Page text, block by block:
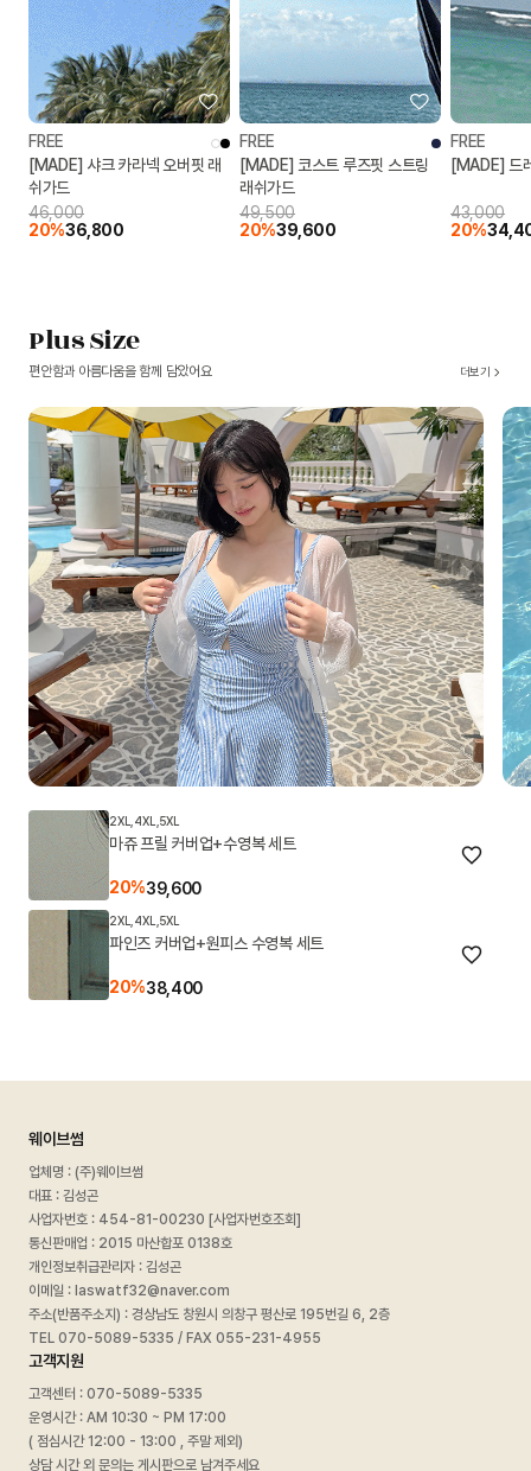
FREE
[MADE] 샤크 카라넥 오버핏 래
쉬가드
46,000
20%36,800
FREE
[MADE] 코스트 루즈핏 스트링
래쉬가드
49,500
20%39,600
FREE
[MADE] 드
43,000
20%
Plus Size
편안함과 아름다움을 함께 담았어요 더보기
2XL,4XL,5XL
마쥬 프릴 커버업+수영복 세트
20%39,600
2XL,4XL,5XL
파인즈 커버업+원피스 수영복 세트
20%38,400
웨이브썸
업체명 : (주)웨이브썸
대표 : 김성곤
사업자번호 : 454-81-00230 [사업자번호조회]
통신판매업 : 2015 마산합포 0138호
개인정보취급관리자 : 김성곤
이메일 : laswatf32@naver.com
주소(반품주소지) : 경상남도 창원시 의창구 평산로 195번길 6, 2층
TEL 070-5089-5335 / FAX 055-231-4955
고객지원
고객센터 : 070-5089-5335
운영시간 : AM 10:30 ~ PM 17:00
( 점심시간 12:00 - 13:00 , 주말 제외)
상담 시간 외 문의는 게시판으로 남겨주세요